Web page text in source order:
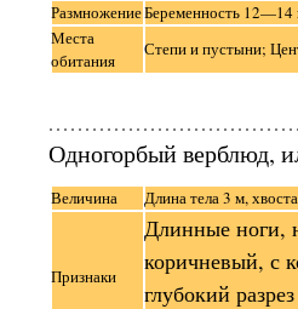
РазмножениеБеременность 12—14
Места
обитания
Степи и пустыни;
Одногорбый верблюд,
Величина Длина тела 3 м,
Признаки
Длинные ноги,
коричневый, с
глубокий